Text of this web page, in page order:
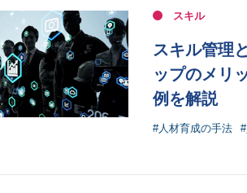
スキル
スキル管理
ップのメリ
例を解説
#人材育成の手法